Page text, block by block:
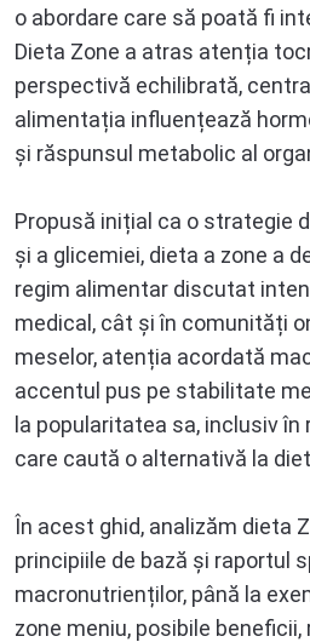
o abordare care să poată fi
Dieta Zone a atras atenția
perspectivă echilibrată,
alimentația influențează
și răspunsul metabolic al
Propusă inițial ca o strategie
și a glicemiei, dieta a zone a
regim alimentar discutat
medical, cât și în comunități
meselor, atenția acordată
accentul pus pe stabilitate
la popularitatea sa, inclusiv
care caută o alternativă la
În acest ghid, analizăm dieta
principiile de bază și raportul
macronutrienților, până la
zone meniu, posibile